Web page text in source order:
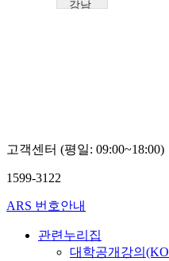
강남
고객센터 (평일: 09:00~18:00)
1599-3122
ARS 번호안내
관련누리집
대학공개강의